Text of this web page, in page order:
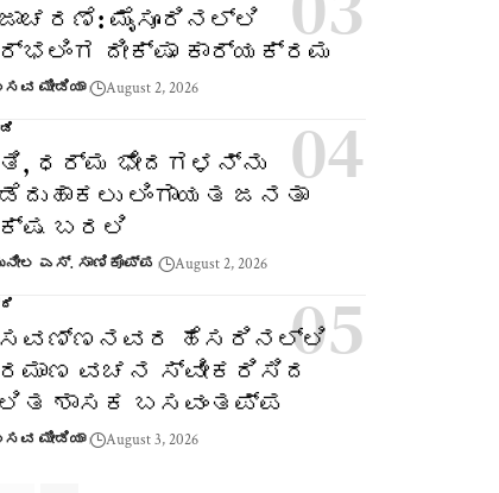
ಮೈಸೂರಿನಲ್ಲಿ
ದೀಕ್ಷಾ ಕಾರ್ಯಕ್ರಮ
ಮೀಡಿಯಾ August 2, 2026
ಧರ್ಮ ಭೇದಗಳನ್ನು
ಲಿಂಗಾಯತ ಜನತಾ
ಬರಲಿ
ಎಸ್. ಸಾಣಿಕೊಪ್ಪ August 2, 2026
ಹೆಸರಿನಲ್ಲಿ
ವಚನ ಸ್ವೀಕರಿಸಿದ
ಶಾಸಕ ಬಸವಂತಪ್ಪ
ಮೀಡಿಯಾ August 3, 2026